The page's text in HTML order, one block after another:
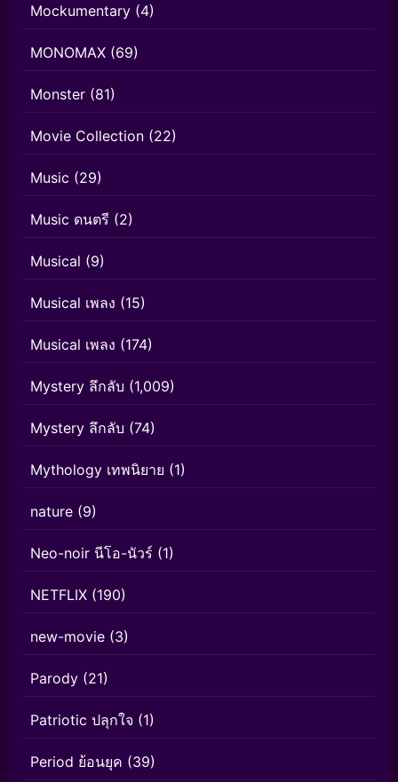
Mockumentary (4)
MONOMAX (69)
Monster (81)
Movie Collection (22)
Music (29)
Music ดนตรี (2)
Musical (9)
Musical เพลง (15)
Musical เพลง (174)
Mystery ลึกลับ (1,009)
Mystery ลึกลับ (74)
Mythology เทพนิยาย (1)
nature (9)
Neo-noir นีโอ-นัวร์ (1)
NETFLIX (190)
new-movie (3)
Parody (21)
Patriotic ปลุกใจ (1)
Period ย้อนยุค (39)